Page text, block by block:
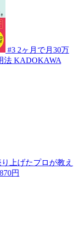
#3 2ヶ月で月30万
法 KADOKAWA
上げたプロが教え
円